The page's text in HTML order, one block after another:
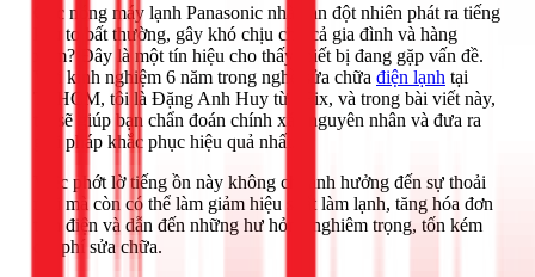
Cục nóng máy lạnh Panasonic nhà bạn đột nhiên phát ra tiếng
kêu to bất thường, gây khó chịu cho cả gia đình và hàng
xóm? Đây là một tín hiệu cho thấy thiết bị đang gặp vấn đề.
Với kinh nghiệm 6 năm trong nghề sửa chữa điện lạnh tại
TPHCM, tôi là Đặng Anh Huy từ 1Fix, và trong bài viết này,
tôi sẽ giúp bạn chẩn đoán chính xác nguyên nhân và đưa ra
giải pháp khắc phục hiệu quả nhất.
Việc phớt lờ tiếng ồn này không chỉ ảnh hưởng đến sự thoải
mái mà còn có thể làm giảm hiệu suất làm lạnh, tăng hóa đơn
tiền điện và dẫn đến những hư hỏng nghiêm trọng, tốn kém
chi phí sửa chữa.